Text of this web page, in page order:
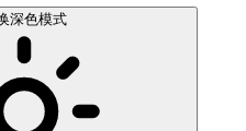
深色模式